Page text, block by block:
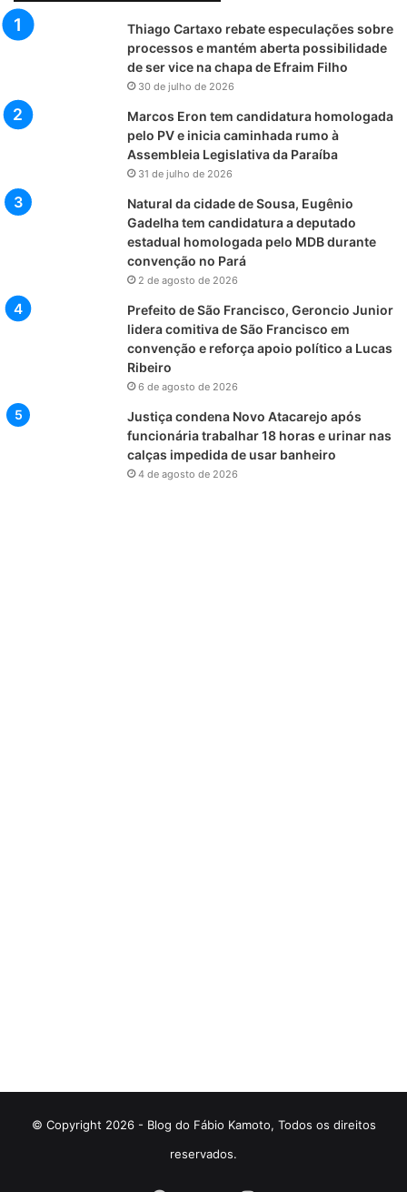
Thiago Cartaxo rebate especulações sobre
processos e mantém aberta possibilidade
de ser vice na chapa de Efraim Filho
30 de julho de 2026
Marcos Eron tem candidatura homologada
pelo PV e inicia caminhada rumo à
Assembleia Legislativa da Paraíba
31 de julho de 2026
Natural da cidade de Sousa, Eugênio
Gadelha tem candidatura a deputado
estadual homologada pelo MDB durante
convenção no Pará
2 de agosto de 2026
Prefeito de São Francisco, Geroncio Junior
lidera comitiva de São Francisco em
convenção e reforça apoio político a Lucas
Ribeiro
6 de agosto de 2026
Justiça condena Novo Atacarejo após
funcionária trabalhar 18 horas e urinar nas
calças impedida de usar banheiro
4 de agosto de 2026
© Copyright 2026 - Blog do Fábio Kamoto, Todos os direitos
reservados.